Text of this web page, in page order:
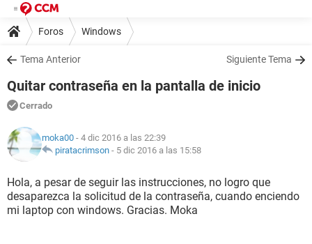
Foros Windows
Tema Anterior Siguiente Tema
Quitar contraseña en la pantalla de inicio
Cerrado
moka00 - 4 dic 2016 a las 22:39
piratacrimson - 5 dic 2016 a las 15:58
Hola, a pesar de seguir las instrucciones, no logro que
desaparezca la solicitud de la contraseña, cuando enciendo
mi laptop con windows. Gracias. Moka